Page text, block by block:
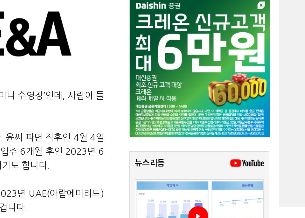
니 수영장’인데, 사람이 들
윤씨 파면 직후인 4월 4일
주 6개월 후인 2023년 6
도 합니다.
년 UAE(아랍에미리트)
니다.
뉴스리듬